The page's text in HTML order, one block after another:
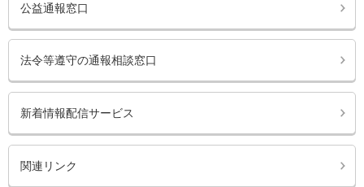
公益通報窓口
法令等遵守の通報相談窓口
新着情報配信サービス
関連リンク